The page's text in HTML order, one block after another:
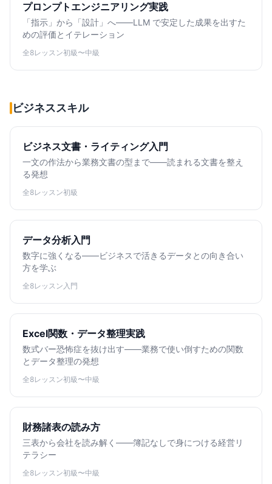
プロンプトエンジニアリング実践
「指示」から「設計」へ——LLM で安定した成果を出すた
めの評価とイテレーション
全8レッスン初級〜中級
ビジネススキル
ビジネス文書・ライティング入門
一文の作法から業務文書の型まで——読まれる文書を整え
る発想
全8レッスン初級
データ分析入門
数字に強くなる——ビジネスで活きるデータとの向き合い
方を学ぶ
全8レッスン 入門
Excel関数・データ整理実践
数式バー恐怖症を抜け出す——業務で使い倒すための関数
とデータ整理の発想
全8レッスン初級〜中級
財務諸表の読み方
三表から会社を読み解く——簿記なしで身につける経営リ
テラシー
全8レッスン初級〜中級